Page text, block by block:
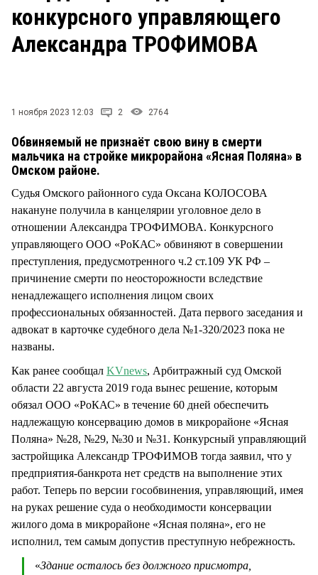
НОВОСТИ КОМПАНИЙ
Архив
конкурсного управляющего
Александра ТРОФИМОВА
1 ноября 2023 12:03 2 2764
Обвиняемый не признаёт свою вину в смерти
мальчика на стройке микрорайона «Ясная Поляна» в
Омском районе.
Судья Омского районного суда Оксана КОЛОСОВА
накануне получила в канцелярии уголовное дело в
отношении Александра ТРОФИМОВА. Конкурсного
управляющего ООО «РоКАС» обвиняют в совершении
преступления, предусмотренного ч.2 ст.109 УК РФ –
причинение смерти по неосторожности вследствие
ненадлежащего исполнения лицом своих
профессиональных обязанностей. Дата первого заседания и
адвокат в карточке судебного дела №1-320/2023 пока не
названы.
Как ранее сообщал KVnews, Арбитражный суд Омской
области 22 августа 2019 года вынес решение, которым
обязал ООО «РоКАС» в течение 60 дней обеспечить
надлежащую консервацию домов в микрорайоне «Ясная
Поляна» №28, №29, №30 и №31. Конкурсный управляющий
застройщика Александр ТРОФИМОВ тогда заявил, что у
предприятия-банкрота нет средств на выполнение этих
работ. Теперь по версии гособвинения, управляющий, имея
на руках решение суда о необходимости консервации
жилого дома в микрорайоне «Ясная поляна», его не
исполнил, тем самым допустив преступную небрежность.
«Здание осталось без должного присмотра,